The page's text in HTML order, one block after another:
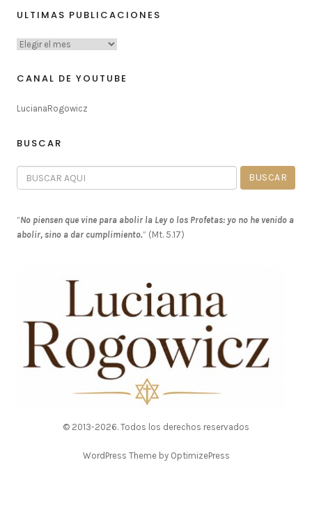
ULTIMAS PUBLICACIONES
CANAL DE YOUTUBE
LucianaRogowicz
BUSCAR
“No piensen que vine para abolir la Ley o los Profetas: yo no he venido a
abolir, sino a dar cumplimiento.” (Mt. 5.17)
© 2013-2026. Todos los derechos reservados
WordPress Theme by OptimizePress